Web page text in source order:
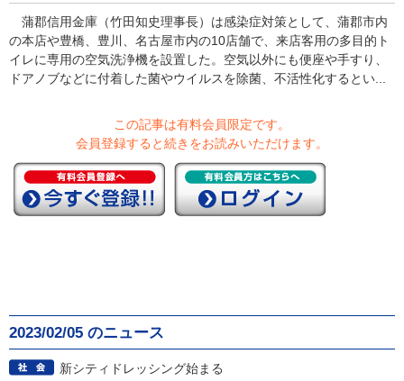
蒲郡信用金庫（竹田知史理事長）は感染症対策として、蒲郡市内
の本店や豊橋、豊川、名古屋市内の10店舗で、来店客用の多目的ト
イレに専用の空気洗浄機を設置した。空気以外にも便座や手すり、
ドアノブなどに付着した菌やウイルスを除菌、不活性化するとい...
この記事は有料会員限定です。
会員登録すると続きをお読みいただけます。
2023/02/05 のニュース
新シティドレッシング始まる